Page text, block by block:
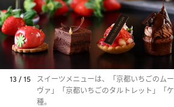
13 / 15
スイーツメニューは、「京都いちごのム
ヴァ」「京都いちごのタルトレット」「
種。